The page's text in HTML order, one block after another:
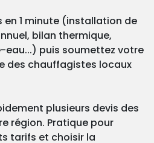
en 1 minute (installation de
bilan thermique,
puis soumettez votre
des chauffagistes locaux
plusieurs devis des
région. Pratique pour
tarifs et choisir la